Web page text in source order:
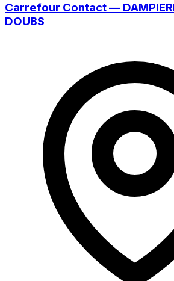
Carrefour Contact —
DOUBS